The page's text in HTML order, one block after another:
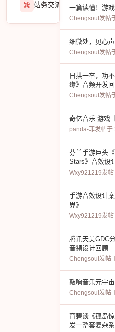
站务交流 一篇读懂！游
Chengsoul 发帖
细微处，见心
Chengsoul 发帖
日拱一卒，功
缘》音频开发
Chengsoul 发帖
奇亿音乐 游戏
panda-菲发帖于
芬兰手游巨头
Stars》音效设
Wxy921219发
手游音效设计
界》
Wxy921219发
腾讯天美GDC
音频设计回顾
Chengsoul 发帖
敲响音乐元宇
Chengsoul 发帖
育碧谈《孤岛
发一整套复杂